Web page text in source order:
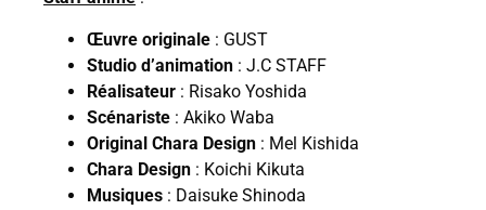
Œuvre originale : GUST
Studio d’animation : J.C STAFF
Réalisateur : Risako Yoshida
Scénariste : Akiko Waba
Original Chara Design : Mel Kishida
Chara Design : Koichi Kikuta
Musiques : Daisuke Shinoda